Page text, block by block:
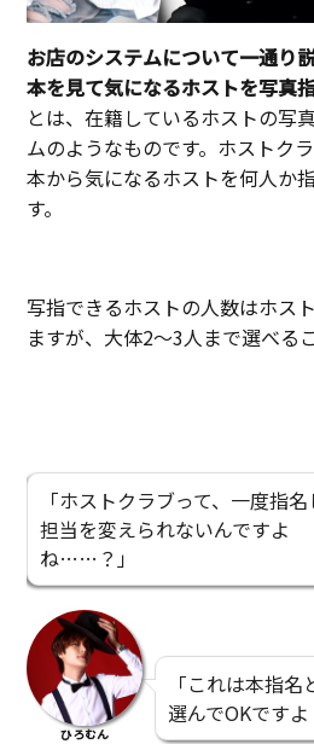
お店のシステムについて一通り
本を見て気になるホストを写真
とは、在籍しているホストの写
ムのようなものです。ホストク
本から気になるホストを何人か
す。
写指できるホストの人数はホス
ますが、大体2〜3人まで選べる
「ホストクラブって、一度指
担当を変えられないんですよ
ね……？」
ひろむん
「これは本指
選んでOKですよ